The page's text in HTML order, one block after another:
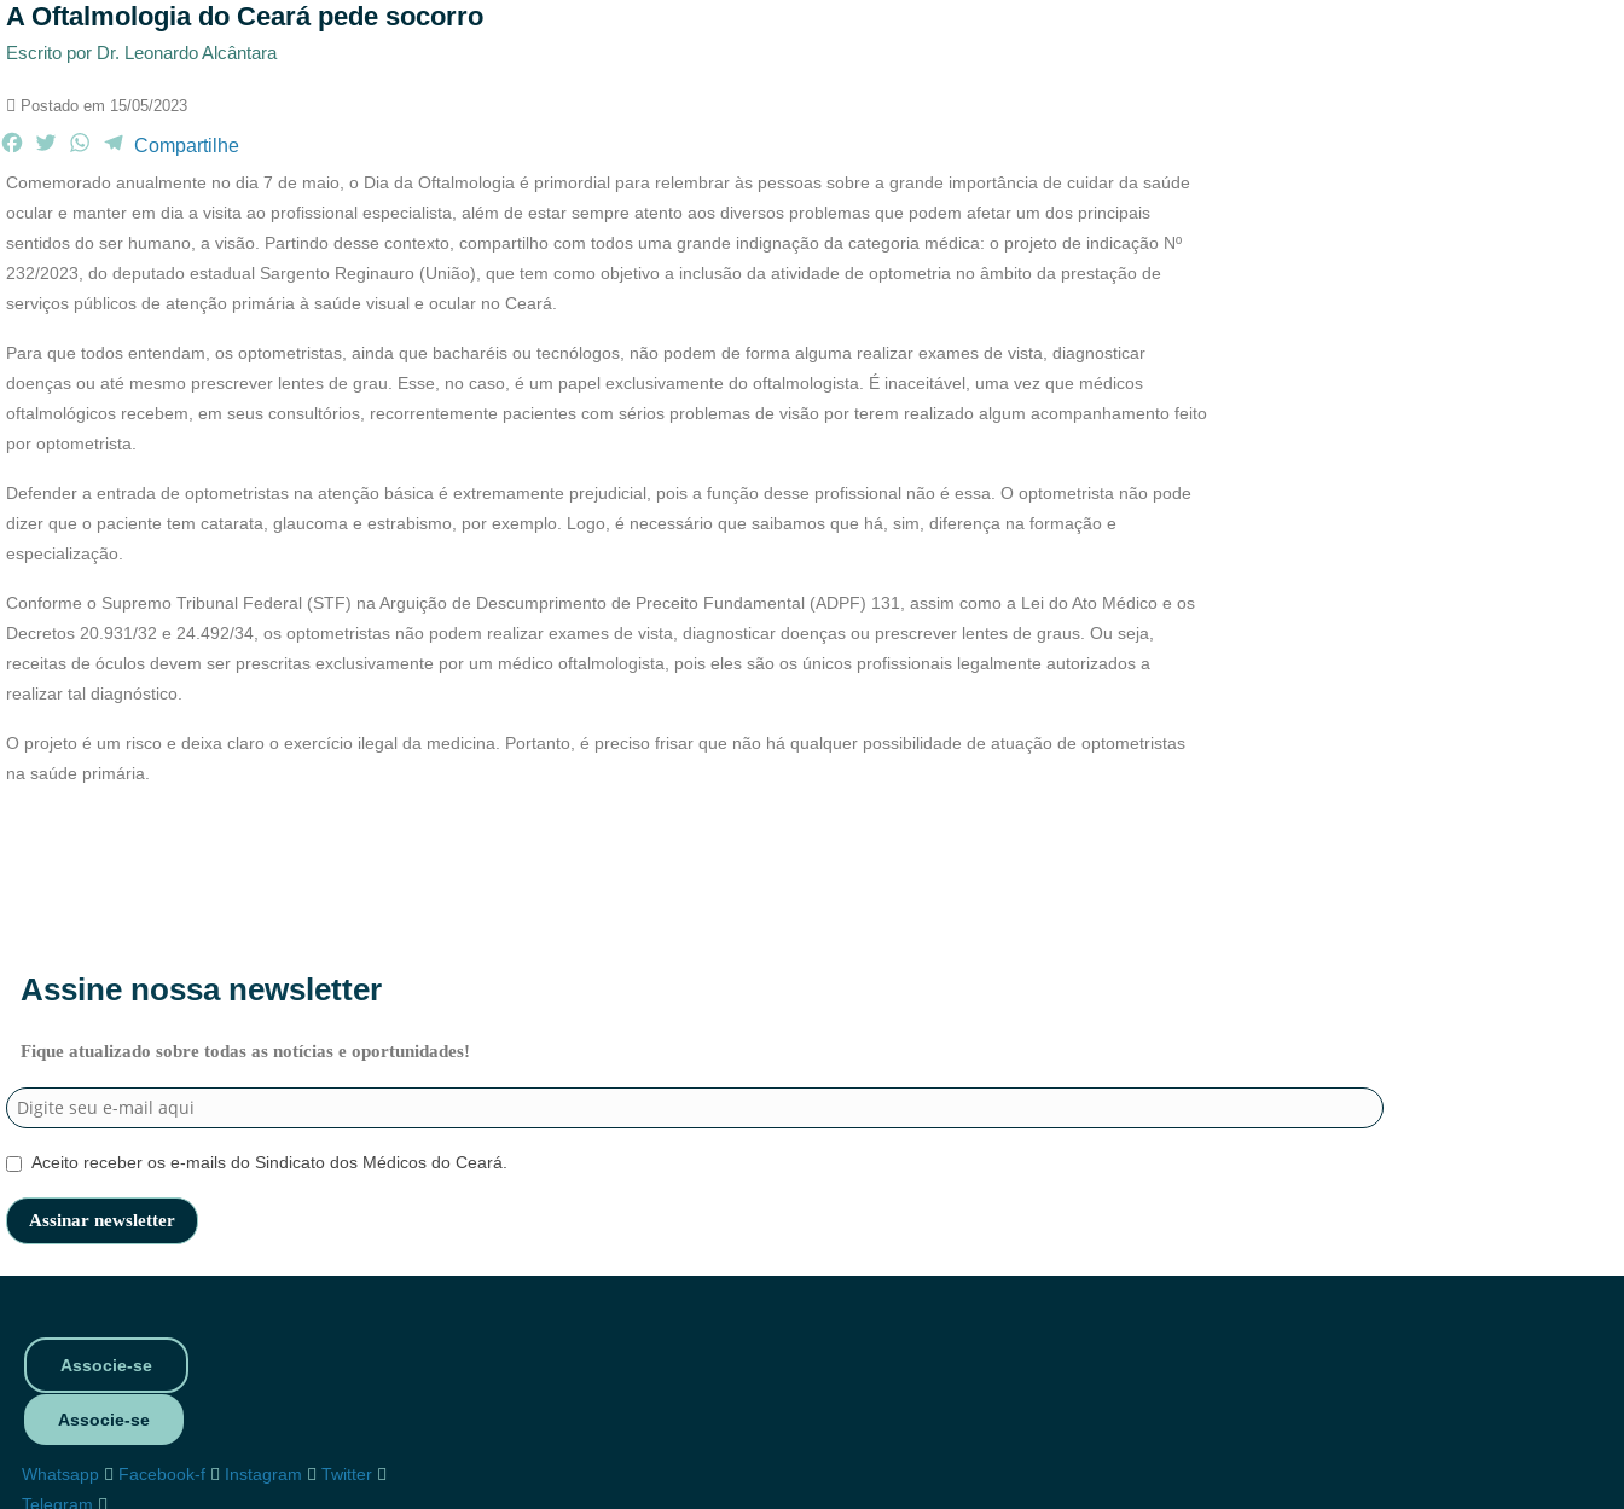
A Oftalmologia do Ceará pede socorro
Escrito por Dr. Leonardo Alcântara
Postado em 15/05/2023
F
c
e
b
o
o
T
i
t
t
e
r
W
a
t
s
A
p
T
l
e
g
r
a
Compartilhe
Comemorado anualmente no dia 7 de maio, o Dia da Oftalmologia é primordial para relembrar às pessoas sobre a grande importância de cuidar da saúde
ocular e manter em dia a visita ao profissional especialista, além de estar sempre atento aos diversos problemas que podem afetar um dos principais
sentidos do ser humano, a visão. Partindo desse contexto, compartilho com todos uma grande indignação da categoria médica: o projeto de indicação Nº
232/2023, do deputado estadual Sargento Reginauro (União), que tem como objetivo a inclusão da atividade de optometria no âmbito da prestação de
serviços públicos de atenção primária à saúde visual e ocular no Ceará.
Para que todos entendam, os optometristas, ainda que bacharéis ou tecnólogos, não podem de forma alguma realizar exames de vista, diagnosticar
doenças ou até mesmo prescrever lentes de grau. Esse, no caso, é um papel exclusivamente do oftalmologista. É inaceitável, uma vez que médicos
oftalmológicos recebem, em seus consultórios, recorrentemente pacientes com sérios problemas de visão por terem realizado algum acompanhamento feito
por optometrista.
Defender a entrada de optometristas na atenção básica é extremamente prejudicial, pois a função desse profissional não é essa. O optometrista não pode
dizer que o paciente tem catarata, glaucoma e estrabismo, por exemplo. Logo, é necessário que saibamos que há, sim, diferença na formação e
especialização.
Conforme o Supremo Tribunal Federal (STF) na Arguição de Descumprimento de Preceito Fundamental (ADPF) 131, assim como a Lei do Ato Médico e os
Decretos 20.931/32 e 24.492/34, os optometristas não podem realizar exames de vista, diagnosticar doenças ou prescrever lentes de graus. Ou seja,
receitas de óculos devem ser prescritas exclusivamente por um médico oftalmologista, pois eles são os únicos profissionais legalmente autorizados a
realizar tal diagnóstico.
O projeto é um risco e deixa claro o exercício ilegal da medicina. Portanto, é preciso frisar que não há qualquer possibilidade de atuação de optometristas
na saúde primária.
Assine nossa newsletter
Fique atualizado sobre todas as notícias e oportunidades!
Aceito receber os e-mails do Sindicato dos Médicos do Ceará.
Associe-se
Associe-se
Whatsapp Facebook-f Instagram
Twitter
Telegram